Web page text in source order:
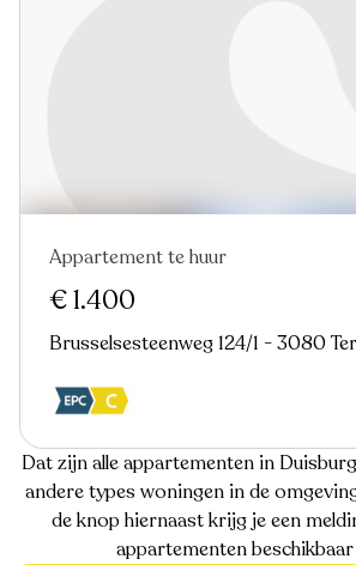
Appartement te huur
€ 1.400
Brusselsesteenweg 124/1 - 3080
Dat zijn alle appartementen in
andere types woningen in de
de knop hiernaast krijg je een
appartementen